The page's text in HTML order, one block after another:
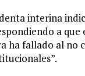
interina
a
ha fallado al no